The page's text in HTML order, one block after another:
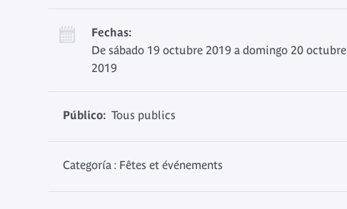
Fechas:
De sábado 19 octubre 2019 a domingo 20 octubre
2019
Público: Tous publics
Categoría : Fêtes et événements